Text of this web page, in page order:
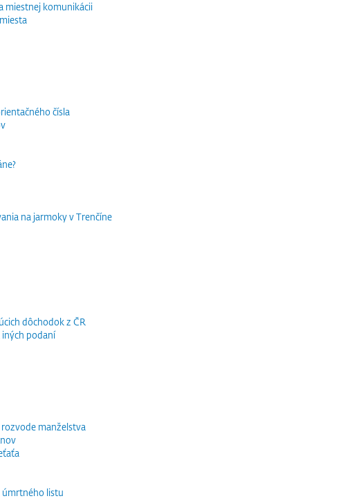
miestnej komunikácii
čísla
na jarmoky v Trenčíne
dôchodok z ČR
iných podaní
manželstva
úmrtného listu